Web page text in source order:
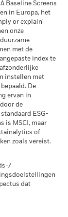
gedaan in een
van de
. Gelieve
met
e-mail te
worden
U kunt ook
Service. Meer
156,81
40,81
per
2026. De
bijgevolg
0,52%
van
voor
door MSCI
(met een
MSCI ESG
en voor
Baseline Screens
in Europa, het
or explain'
onze
met de
index te
instellen met
De
ervan in
de
ESG-
is MSCI, maar
of
zoals vereist.
dat